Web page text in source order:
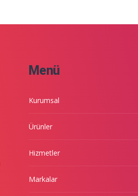
Menü
Kurumsal
Ürünler
Hizmetler
Markalar